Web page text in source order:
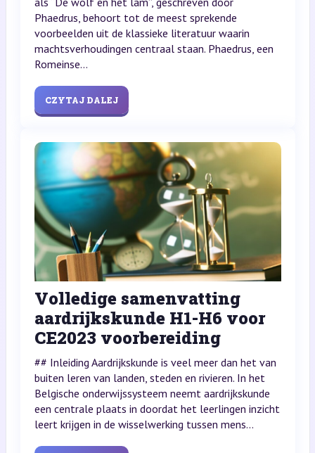
Phaedrus, behoort tot de meest sprekende
voorbeelden uit de klassieke literatuur waarin
machtsverhoudingen centraal staan. Phaedrus, een
Romeinse...
CZYTAJ DALEJ
Volledige samenvatting
aardrijkskunde H1-H6 voor
CE2023 voorbereiding
## Inleiding Aardrijkskunde is veel meer dan het van
buiten leren van landen, steden en rivieren. In het
Belgische onderwijssysteem neemt aardrijkskunde
een centrale plaats in doordat het leerlingen inzicht
leert krijgen in de wisselwerking tussen mens...